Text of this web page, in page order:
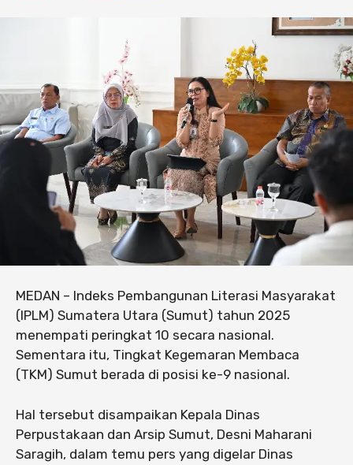
MEDAN – Indeks Pembangunan Literasi Masyarakat
(IPLM) Sumatera Utara (Sumut) tahun 2025
menempati peringkat 10 secara nasional.
Sementara itu, Tingkat Kegemaran Membaca
(TKM) Sumut berada di posisi ke-9 nasional.
Hal tersebut disampaikan Kepala Dinas
Perpustakaan dan Arsip Sumut, Desni Maharani
Saragih, dalam temu pers yang digelar Dinas